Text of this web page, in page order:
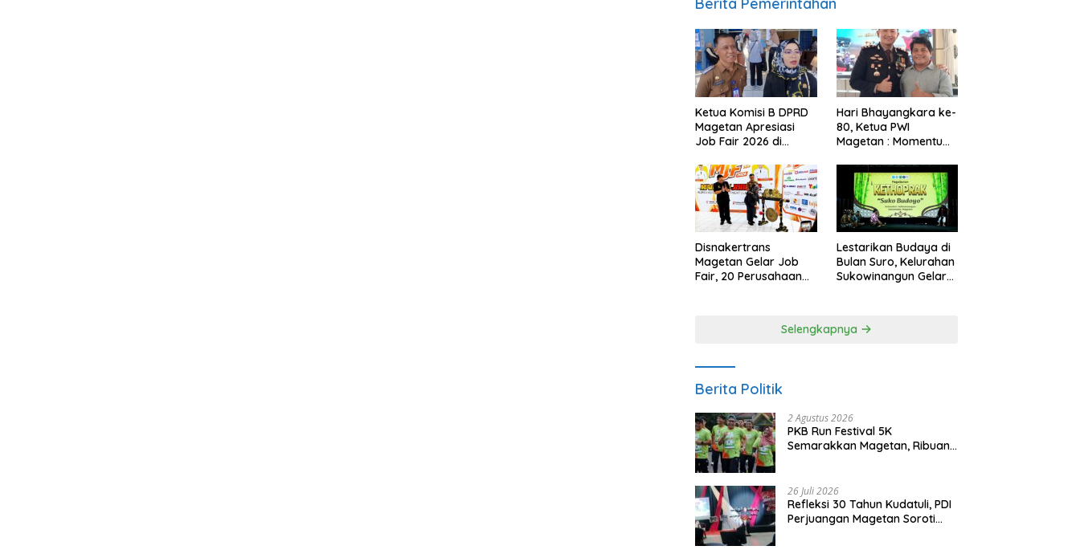
Ketua Komisi B DPRD
Magetan Apresiasi
Job Fair 2026 di
Anggaran
Hari Bhayangkara ke-
80, Ketua PWI
Magetan : Momentum
Kepercayaan Publik
Disnakertrans
Magetan Gelar Job
Fair, 20 Perusahaan
Lestarikan Budaya di
Bulan Suro, Kelurahan
Sukowinangun Gelar
Selengkapnya
Berita Politik
2 Agustus 2026
PKB Run Festival 5K
Semarakkan Magetan, Ribuan
26 Juli 2026
Refleksi 30 Tahun Kudatuli, PDI
Perjuangan Magetan Soroti